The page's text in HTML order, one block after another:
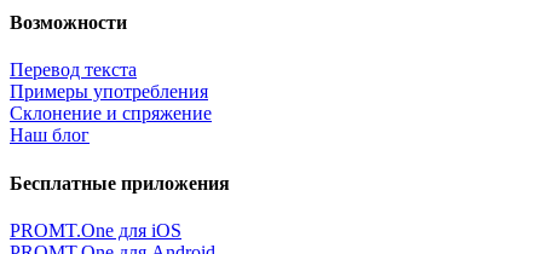
Возможности
Перевод текста
Примеры употребления
Склонение и спряжение
Наш блог
Бесплатные приложения
PROMT.One для iOS